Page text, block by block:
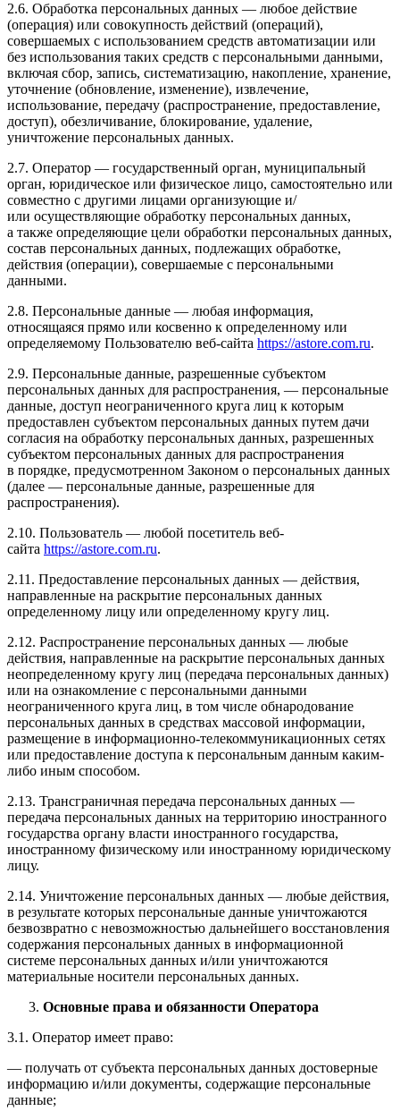
2.6. Обработка персональных данных — любое действие
(операция) или совокупность действий (операций),
совершаемых с использованием средств автоматизации или
без использования таких средств с персональными данными,
включая сбор, запись, систематизацию, накопление, хранение,
уточнение (обновление, изменение), извлечение,
использование, передачу (распространение, предоставление,
доступ), обезличивание, блокирование, удаление,
уничтожение персональных данных.
2.7. Оператор — государственный орган, муниципальный
орган, юридическое или физическое лицо, самостоятельно или
совместно с другими лицами организующие и/
или осуществляющие обработку персональных данных,
а также определяющие цели обработки персональных данных,
состав персональных данных, подлежащих обработке,
действия (операции), совершаемые с персональными
данными.
2.8. Персональные данные — любая информация,
относящаяся прямо или косвенно к определенному или
определяемому Пользователю веб-сайта https://astore.com.ru.
2.9. Персональные данные, разрешенные субъектом
персональных данных для распространения, — персональные
данные, доступ неограниченного круга лиц к которым
предоставлен субъектом персональных данных путем дачи
согласия на обработку персональных данных, разрешенных
субъектом персональных данных для распространения
в порядке, предусмотренном Законом о персональных данных
(далее — персональные данные, разрешенные для
распространения).
2.10. Пользователь — любой посетитель веб-
сайта https://astore.com.ru.
2.11. Предоставление персональных данных — действия,
направленные на раскрытие персональных данных
определенному лицу или определенному кругу лиц.
2.12. Распространение персональных данных — любые
действия, направленные на раскрытие персональных данных
неопределенному кругу лиц (передача персональных данных)
или на ознакомление с персональными данными
неограниченного круга лиц, в том числе обнародование
персональных данных в средствах массовой информации,
размещение в информационно-телекоммуникационных сетях
или предоставление доступа к персональным данным каким-
либо иным способом.
2.13. Трансграничная передача персональных данных —
передача персональных данных на территорию иностранного
государства органу власти иностранного государства,
иностранному физическому или иностранному юридическому
лицу.
2.14. Уничтожение персональных данных — любые действия,
в результате которых персональные данные уничтожаются
безвозвратно с невозможностью дальнейшего восстановления
содержания персональных данных в информационной
системе персональных данных и/или уничтожаются
материальные носители персональных данных.
Основные права и обязанности Оператора
3.1. Оператор имеет право:
— получать от субъекта персональных данных достоверные
информацию и/или документы, содержащие персональные
данные;